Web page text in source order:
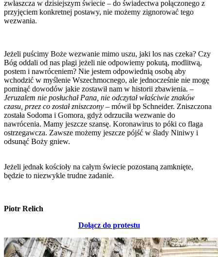
zwłaszcza w dzisiejszym świecie – do świadectwa połączonego z
przyjęciem konkretnej postawy, nie możemy zignorować tego
wezwania.
Jeżeli puścimy Boże wezwanie mimo uszu, jaki los nas czeka? Czy
Bóg oddali od nas plagi jeżeli nie odpowiemy pokutą, modlitwą,
postem i nawróceniem? Nie jestem odpowiednią osobą aby
wchodzić w myślenie Wszechmocnego, ale jednocześnie nie mogę
pominąć dowodów jakie zostawił nam w historii zbawienia. –
Jeruzalem nie posłuchał Pana, nie odczytał właściwie znaków
czasu, przez co został zniszczony – mówił bp Schneider. Zniszczona
została Sodoma i Gomora, gdyż odrzuciła wezwanie do
nawrócenia. Mamy jeszcze szansę. Koronawirus to póki co flaga
ostrzegawcza. Zawsze możemy jeszcze pójść w ślady Niniwy i
odsunąć Boży gniew.
Jeżeli jednak kościoły na całym świecie pozostaną zamknięte,
będzie to niezwykle trudne zadanie.
Piotr Relich
Dołącz do protestu